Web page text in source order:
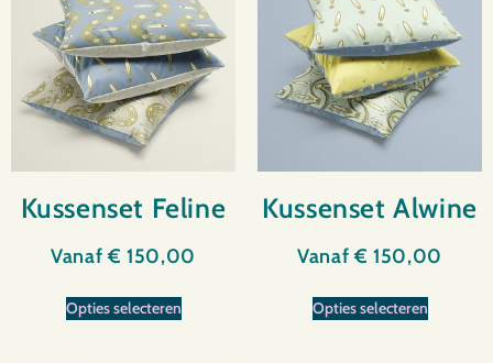
Kussenset Feline
Vanaf€ 150,00
Opties selecteren
Kussenset Alwine
Vanaf€ 150,00
Opties selecteren